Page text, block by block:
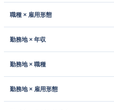
職種 × 雇用形態
勤務地 × 年収
勤務地 × 職種
勤務地 × 雇用形態